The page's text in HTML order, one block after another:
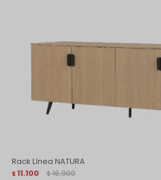
Rack Línea NATURA
$ 11.100 $ 16.900